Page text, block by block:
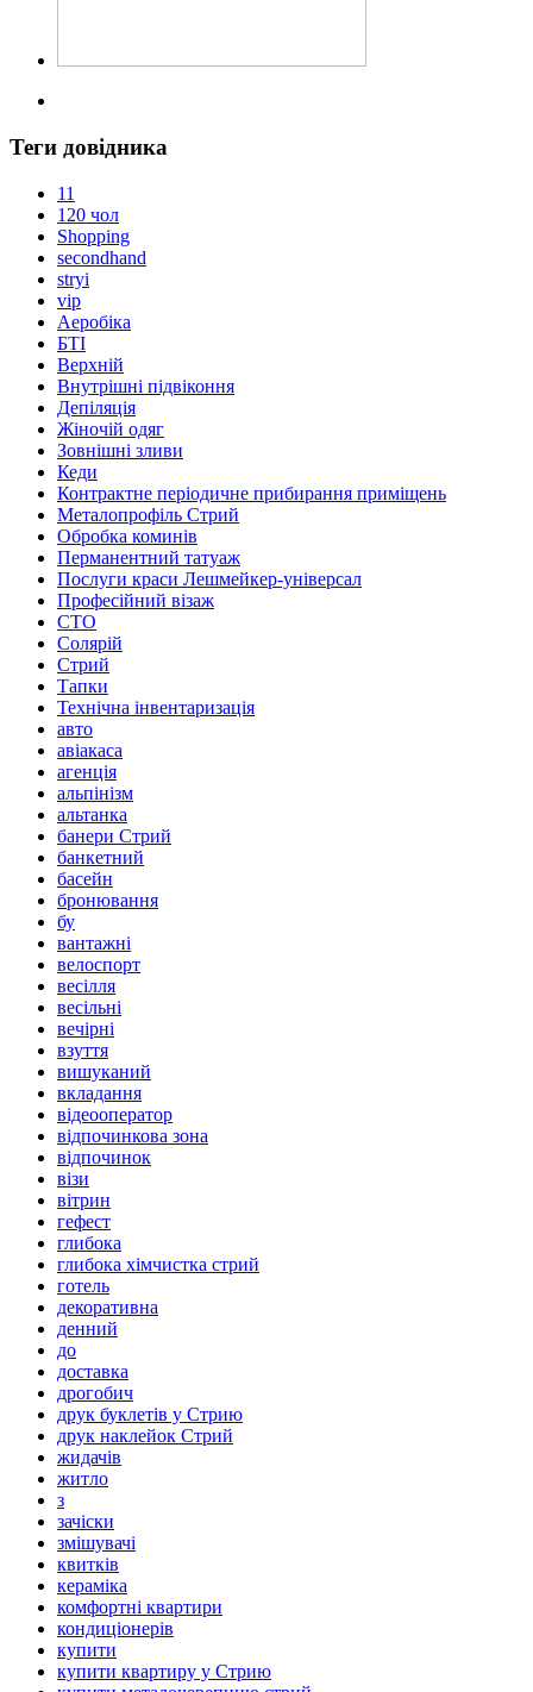
Теги довідника
11
120 чол
Shopping
secondhand
stryi
vip
Аеробіка
БТІ
Верхній
Внутрішні підвіконня
Депіляція
Жіночій одяг
Зовнішні зливи
Кеди
Контрактне періодичне прибирання приміщень
Металопрофіль Стрий
Обробка коминів
Перманентний татуаж
Послуги краси Лешмейкер-універсал
Професійний візаж
СТО
Солярій
Стрий
Тапки
Технічна інвентаризація
авто
авіакаса
агенція
альпінізм
альтанка
банери Стрий
банкетний
басейн
бронювання
бу
вантажні
велоспорт
весілля
весільні
вечірні
взуття
вишуканий
вкладання
відеооператор
відпочинкова зона
відпочинок
візи
вітрин
гефест
глибока
глибока хімчистка стрий
готель
декоративна
денний
до
доставка
дрогобич
друк буклетів у Стрию
друк наклейок Стрий
жидачів
житло
з
зачіски
змішувачі
квитків
кераміка
комфортні квартири
кондиціонерів
купити
купити квартиру у Стрию